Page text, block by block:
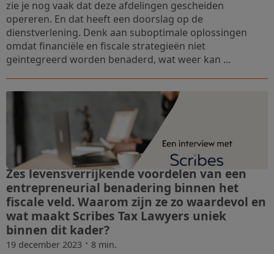
zie je nog vaak dat deze afdelingen gescheiden
opereren. En dat heeft een doorslag op de
dienstverlening. Denk aan suboptimale oplossingen
omdat financiële en fiscale strategieën niet
geïntegreerd worden benaderd, wat weer kan ...
Zes levensverrijkende voordelen van een
entrepreneurial benadering binnen het
fiscale veld. Waarom zijn ze zo waardevol en
wat maakt Scribes Tax Lawyers uniek
binnen dit kader?
19 december 2023 · 8 min.